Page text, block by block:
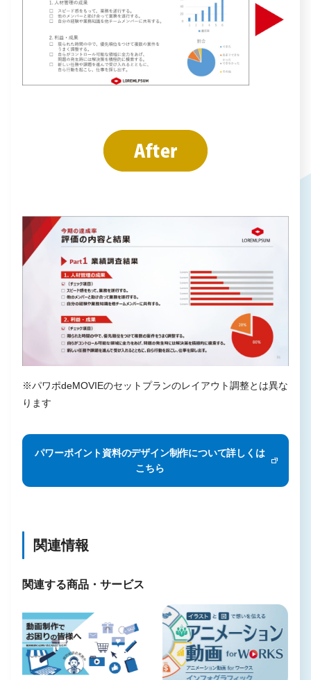
※パワポdeMOVIEのセットプランのレイアウト調整とは異な
ります
パワーポイント資料のデザイン制作について詳しくは
こちら
関連情報
関連する商品・サービス